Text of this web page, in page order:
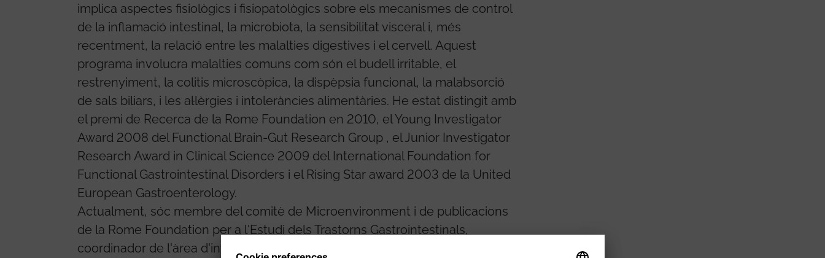
implica aspectes fisiològics i fisiopatològics sobre els mecanismes de control
de la inflamació intestinal, la microbiota, la sensibilitat visceral i, més
recentment, la relació entre les malalties digestives i el cervell. Aquest
programa involucra malalties comuns com són el budell irritable, el
restrenyiment, la colitis microscòpica, la dispèpsia funcional, la malabsorció
de sals biliars, i les al·lèrgies i intoleràncies alimentàries. He estat distingit amb
el premi de Recerca de la Rome Foundation en 2010, el Young Investigator
Award 2008 del Functional Brain-Gut Research Group , el Junior Investigator
Research Award in Clinical Science 2009 del International Foundation for
Functional Gastrointestinal Disorders i el Rising Star award 2003 de la United
European Gastroenterology.
Actualment, sóc membre del comitè de Microenvironment i de publicacions
de la Rome Foundation per a l'Estudi dels Trastorns Gastrointestinals,
coordinador de l'àrea d'investigació de malalties hepàtiques i digestives del